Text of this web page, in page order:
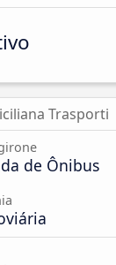
Trasporti
de Ônibus